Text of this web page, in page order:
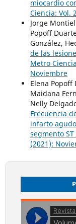
miocardio
Ciencia: Vol.
Jorge
Popoff
González,
de las
Metro
Noviembre
Elena Popoff
Maidana
Nelly
Frecuencia
infarto
segmento ST
(2021):